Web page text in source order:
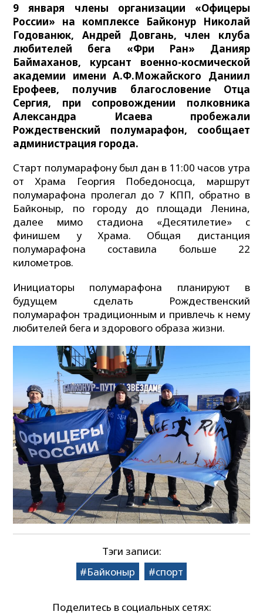
9 января члены организации «Офицеры
России» на комплексе Байконур Николай
Годованюк, Андрей Довгань, член клуба
любителей бега «Фри Ран» Данияр
Баймаханов, курсант военно-космической
академии имени А.Ф.Можайского Даниил
Ерофеев, получив благословение Отца
Сергия, при сопровождении полковника
Александра Исаева пробежали
Рождественский полумарафон, сообщает
администрация города.
Старт полумарафону был дан в 11:00 часов утра
от Храма Георгия Победоносца, маршрут
полумарафона пролегал до 7 КПП, обратно в
Байконыр, по городу до площади Ленина,
далее мимо стадиона «Десятилетие» с
финишем у Храма. Общая дистанция
полумарафона составила больше 22
километров.
Инициаторы полумарафона планируют в
будущем сделать Рождественский
полумарафон традиционным и привлечь к нему
любителей бега и здорового образа жизни.
Тэги записи:
Байконыр
спорт
Поделитесь в социальных сетях: